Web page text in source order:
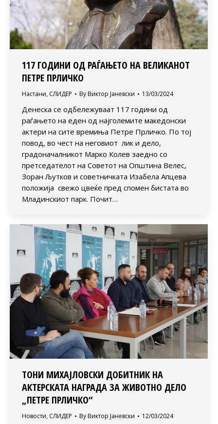
117 ГОДИНИ ОД РАЃАЊЕТО НА ВЕЛИКАНОТ
ПЕТРЕ ПРЛИЧКО
Настани, СЛИДЕР By Виктор Јаневски 13/03/2024
Денеска се одбележуваат 117 години од
раѓањето на еден од најголемите македонски
актери на сите времиња Петре Прличко. По тој
повод, во чест на неговиот лик и дело,
градоначалникот Марко Колев заедно со
претседателот на Советот на Општина Велес,
Зоран Љутков и советничката Изабела Апцева
положија свежо цвеќе пред спомен бистата во
Младинскиот парк. Почит…
ТОНИ МИХАЈЛОВСКИ ДОБИТНИК НА
АКТЕРСКАТА НАГРАДА ЗА ЖИВОТНО ДЕЛО
„ПЕТРЕ ПРЛИЧКО“
Новости, СЛИДЕР By Виктор Јаневски 12/03/2024